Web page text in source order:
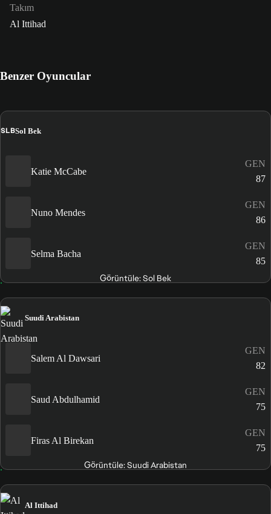
Takım
Al Ittihad
Benzer Oyuncular
SLBSol Bek
Katie McCabe
GEN
87
Nuno Mendes
GEN
86
Selma Bacha
GEN
85
Görüntüle: Sol Bek
Suudi Arabistan
Salem Al Dawsari
GEN
82
Saud Abdulhamid
GEN
75
Firas Al Birekan
GEN
75
Görüntüle: Suudi Arabistan
Al Ittihad